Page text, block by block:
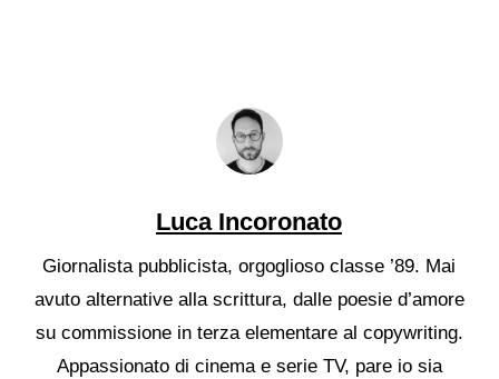
Luca Incoronato
Giornalista pubblicista, orgoglioso classe ’89. Mai
avuto alternative alla scrittura, dalle poesie d’amore
su commissione in terza elementare al copywriting.
Appassionato di cinema e serie TV, pare io sia